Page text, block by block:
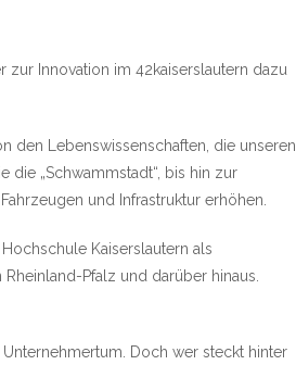
zur Innovation im 42kaiserslautern dazu
den Lebenswissenschaften, die unseren
„Schwammstadt“, bis hin zur
und Infrastruktur erhöhen.
Kaiserslautern als
Pfalz und darüber hinaus.
Doch wer steckt hinter